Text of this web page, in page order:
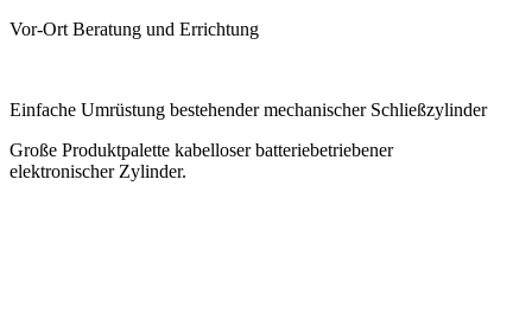
Vor-Ort Beratung und Errichtung
Einfache Umrüstung bestehender mechanischer Schließzylinder
Große Produktpalette kabelloser batteriebetriebener
elektronischer Zylinder.